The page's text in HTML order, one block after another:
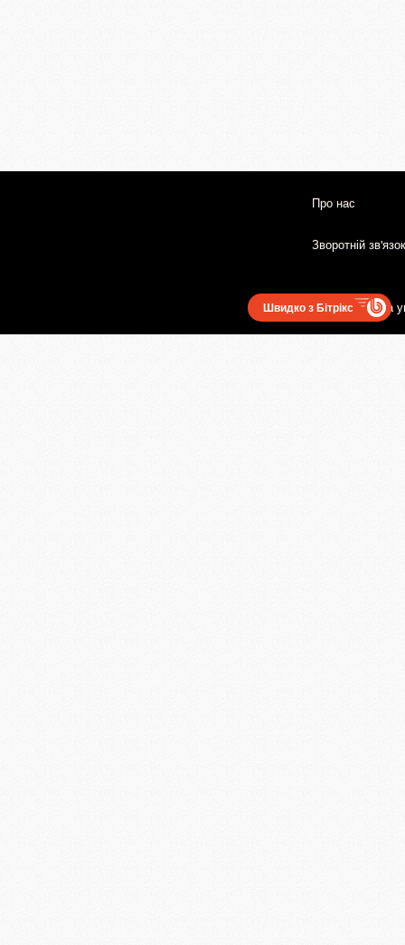
Про нас
Зворотній зв'язок
Користувацька
Швидко з Бітрікс